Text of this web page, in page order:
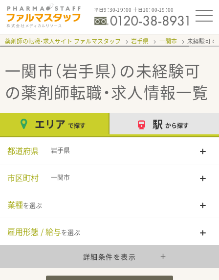
平日9：30-19：00 土日10：00-19：00
薬剤師の転職・求人サイト ファルマスタッフ 岩手県 一関市 未経験可
一関市（岩手県）の未経験可
の薬剤師転職・求人情報一覧
エリア で探す 駅 から探す
都道府県 岩手県
市区町村 一関市
業種を選ぶ
雇用形態 / 給与を選ぶ
詳細条件を表示